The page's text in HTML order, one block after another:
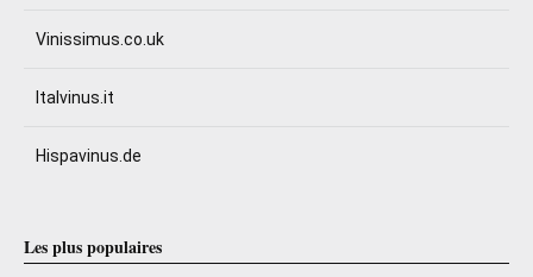
Vinissimus.co.uk
Italvinus.it
Hispavinus.de
Les plus populaires